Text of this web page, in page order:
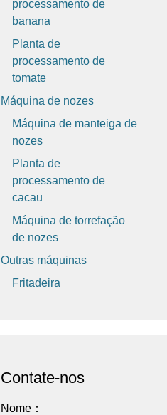
processamento de
banana
Planta de
processamento de
tomate
Máquina de nozes
Máquina de manteiga de
nozes
Planta de
processamento de
cacau
Máquina de torrefação
de nozes
Outras máquinas
Fritadeira
Contate-nos
Nome：